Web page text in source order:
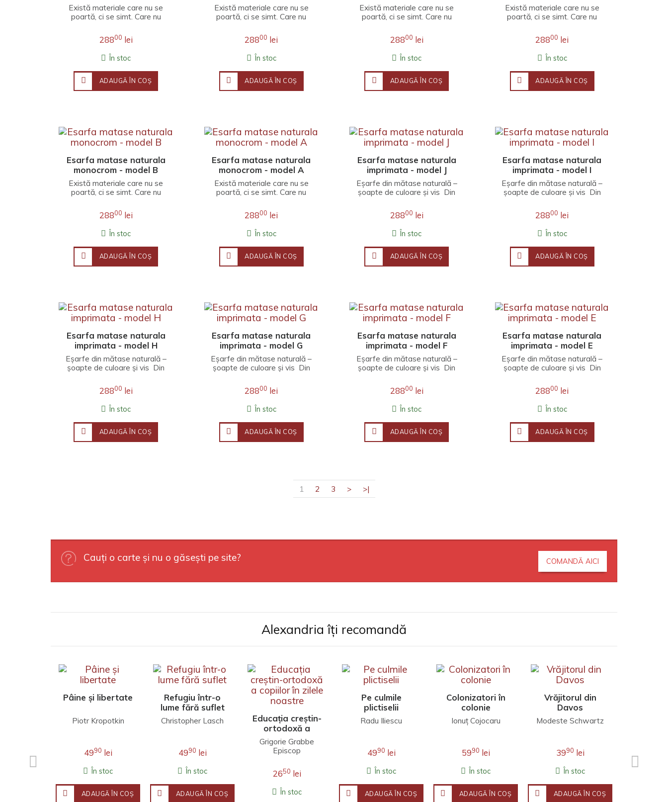
Există materiale care nu se
poartă, ci se simt. Care nu
învăluie înt..
28800 lei
În stoc
ADAUGĂ ÎN COŞ
Există materiale care nu se
poartă, ci se simt. Care nu
învăluie înt..
28800 lei
În stoc
ADAUGĂ ÎN COŞ
Există materiale care nu se
poartă, ci se simt. Care nu
învăluie înt..
28800 lei
În stoc
ADAUGĂ ÎN COŞ
Există materiale care nu se
poartă, ci se simt. Care nu
învăluie înt..
28800 lei
În stoc
ADAUGĂ ÎN COŞ
Esarfa matase naturala
monocrom - model B
Există materiale care nu se
poartă, ci se simt. Care nu
învăluie înt..
28800 lei
În stoc
ADAUGĂ ÎN COŞ
Esarfa matase naturala
monocrom - model A
Există materiale care nu se
poartă, ci se simt. Care nu
învăluie înt..
28800 lei
În stoc
ADAUGĂ ÎN COŞ
Esarfa matase naturala
imprimata - model J
Eșarfe din mătase naturală –
șoapte de culoare și vis Din
28800 lei
În stoc
ADAUGĂ ÎN COŞ
Esarfa matase naturala
imprimata - model I
Eșarfe din mătase naturală –
șoapte de culoare și vis Din
28800 lei
În stoc
ADAUGĂ ÎN COŞ
Esarfa matase naturala
imprimata - model H
Eșarfe din mătase naturală –
șoapte de culoare și vis Din
28800 lei
În stoc
ADAUGĂ ÎN COŞ
Esarfa matase naturala
imprimata - model G
Eșarfe din mătase naturală –
șoapte de culoare și vis Din
28800 lei
În stoc
ADAUGĂ ÎN COŞ
Esarfa matase naturala
imprimata - model F
Eșarfe din mătase naturală –
șoapte de culoare și vis Din
28800 lei
În stoc
ADAUGĂ ÎN COŞ
Esarfa matase naturala
imprimata - model E
Eșarfe din mătase naturală –
șoapte de culoare și vis Din
28800 lei
În stoc
ADAUGĂ ÎN COŞ
1 2 3 > >|
Cauți o carte și nu o găsești pe site? COMANDĂ AICI
Alexandria îți recomandă
Pâine și libertate
Piotr Kropotkin
4990 lei
În stoc
ADAUGĂ ÎN COŞ
Refugiu într-o
lume fără suflet
Christopher Lasch
4990 lei
În stoc
ADAUGĂ ÎN COŞ
Educația creștin-
ortodoxă a
copiilor în zilele
noastre
Grigorie Grabbe
Episcop
2650 lei
În stoc
Pe culmile
plictiselii
Radu Iliescu
4990 lei
În stoc
ADAUGĂ ÎN COŞ
Colonizatori în
colonie
Ionuţ Cojocaru
5990 lei
În stoc
ADAUGĂ ÎN COŞ
Vrăjitorul din
Davos
Modeste Schwartz
3990 lei
În stoc
ADAUGĂ ÎN COŞ